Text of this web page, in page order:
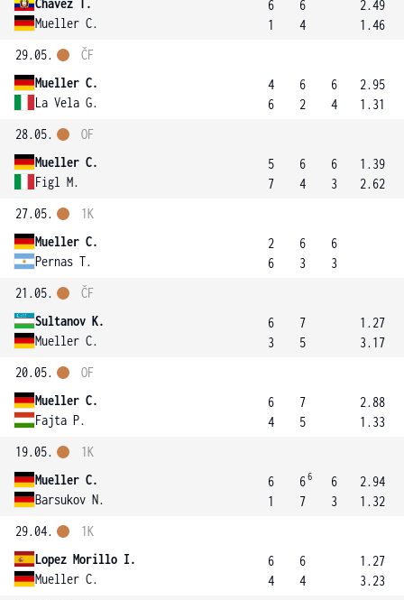
Mueller C.
6
1
6
4
2.49
1.46
29.05.
Mueller C.
La Vela G.
ČF
4
6
6
2
6
4
2.95
1.31
28.05.
Mueller C.
Figl M.
OF
5
7
6
4
6
3
1.39
2.62
27.05.
Mueller C.
Pernas T.
1K
2
6
6
3
6
3
21.05.
Sultanov K.
Mueller C.
ČF
6
3
7
5
1.27
3.17
20.05.
Mueller C.
Fajta P.
OF
6
4
7
5
2.88
1.33
19.05.
Mueller C.
Barsukov N.
1K
6
1
66
7
6
3
2.94
1.32
29.04.
Lopez Morillo I.
Mueller C.
1K
6
4
6
4
1.27
3.23